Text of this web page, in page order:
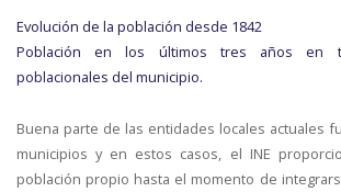
Evolución de la población desde 1842
Población en los últimos tres años en
poblacionales del municipio.
Buena parte de las entidades locales actuales
municipios y en estos casos, el INE
población propio hasta el momento de